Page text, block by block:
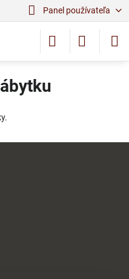
Panel používateľa